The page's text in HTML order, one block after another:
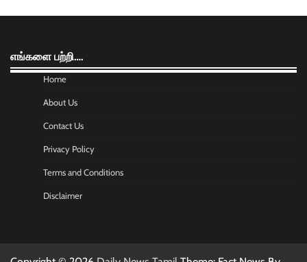
எங்களை பற்றி….
Home
About Us
Contact Us
Privacy Policy
Terms and Conditions
Disclaimer